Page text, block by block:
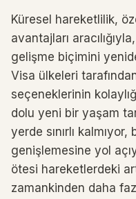
Küresel hareketlilik,
avantajları
gelişme biçimini
Visa ülkeleri
seçeneklerinin
dolu yeni bir yaşam
yerde sınırlı
genişlemesine yol
ötesi hareketlerdeki
zamankinden daha